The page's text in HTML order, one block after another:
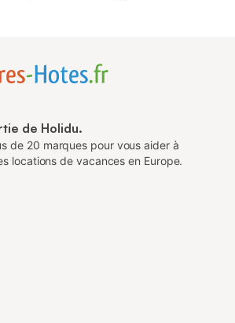
de Holidu.
de 20 marques pour vous aider à
locations de vacances en Europe.